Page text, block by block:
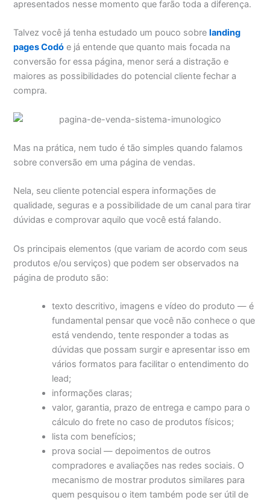
apresentados nesse momento que farão toda a diferença.
Talvez você já tenha estudado um pouco sobre landing
pages Codó e já entende que quanto mais focada na
conversão for essa página, menor será a distração e
maiores as possibilidades do potencial cliente fechar a
compra.
Mas na prática, nem tudo é tão simples quando falamos
sobre conversão em uma página de vendas.
Nela, seu cliente potencial espera informações de
qualidade, seguras e a possibilidade de um canal para tirar
dúvidas e comprovar aquilo que você está falando.
Os principais elementos (que variam de acordo com seus
produtos e/ou serviços) que podem ser observados na
página de produto são:
texto descritivo, imagens e vídeo do produto — é
fundamental pensar que você não conhece o que
está vendendo, tente responder a todas as
dúvidas que possam surgir e apresentar isso em
vários formatos para facilitar o entendimento do
lead;
informações claras;
valor, garantia, prazo de entrega e campo para o
cálculo do frete no caso de produtos físicos;
lista com benefícios;
prova social — depoimentos de outros
compradores e avaliações nas redes sociais. O
mecanismo de mostrar produtos similares para
quem pesquisou o item também pode ser útil de